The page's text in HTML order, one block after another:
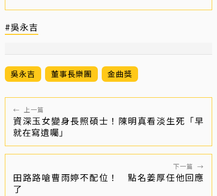
#吳永吉
吳永吉 董事長樂團 金曲獎
← 上一篇
資深玉女變身長照碩士！陳明真看淡生死「早
就在寫遺囑」
下一篇 →
田路路嗆曹雨婷不配位！ 點名姜厚任他回應
了